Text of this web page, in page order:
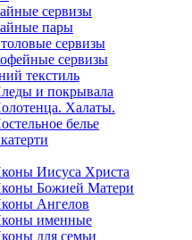
сервизы
пары
сервизы
сервизы
текстиль
и покрывала
Халаты.
белье
Иисуса Христа
Божией Матери
Ангелов
именные
для семьи